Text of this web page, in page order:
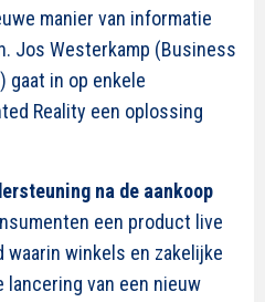
manier van informatie
Jos Westerkamp (Business
gaat in op enkele
Reality een oplossing
na de aankoop
een product live
waarin winkels en zakelijke
lancering van een nieuw